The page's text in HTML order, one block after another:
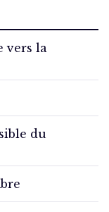
vers la
du